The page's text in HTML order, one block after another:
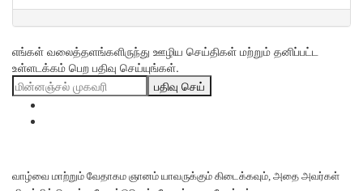
எங்கள் வலைத்தளங்களிருந்து ஊழிய செய்திகள் மற்றும் தனிப்பட்ட
உள்ளடக்கம் பெற பதிவு செய்யுங்கள்.
பதிவு செய்
வாழ்வை மாற்றும் வேதாகம ஞானம் யாவருக்கும் கிடைக்கவும், அதை அவர்கள்